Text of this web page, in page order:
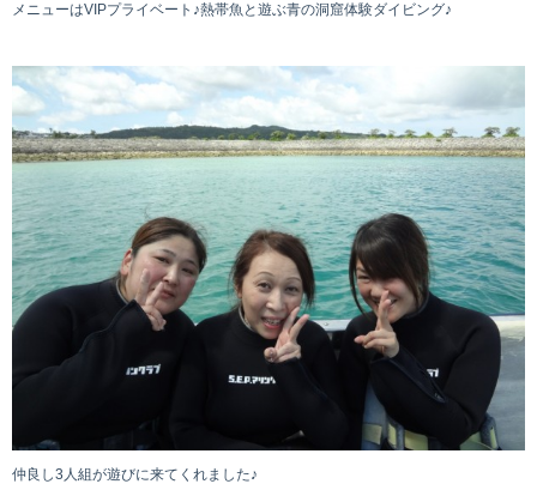
メニューはVIPプライベート♪熱帯魚と遊ぶ青の洞窟体験ダイビング♪
仲良し3人組が遊びに来てくれました♪